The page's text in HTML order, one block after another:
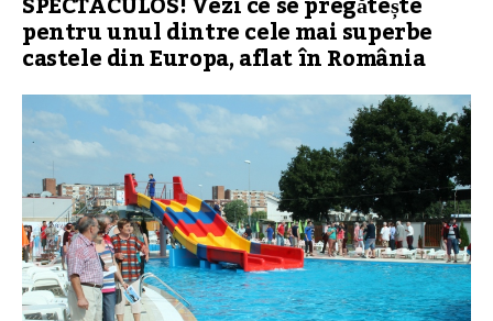
pentru unul dintre cele mai superbe
castele din Europa, aflat în România